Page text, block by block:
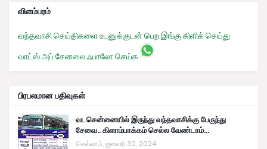
விளம்பரம்
வந்தவாசி செய்திகளை உடனுக்குடன் பெற இங்கு கிளிக் செய்து
வாட்ஸ் அப் சேனலை ஃபாலோ செய்க
பிரபலமான பதிவுகள்
வடசென்னையில் இருந்து வந்தவாசிக்கு பேருந்து
சேவை.. கிளாம்பாக்கம் செல்ல வேண்டாம்...
செவ்வாய், ஜனவரி 30, 2024